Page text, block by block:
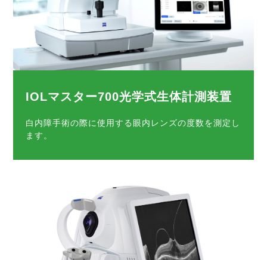
IOLマスター700光学式生体計測装置
白内障手術の際に使用する眼内レンズの度数を測定し
ます。